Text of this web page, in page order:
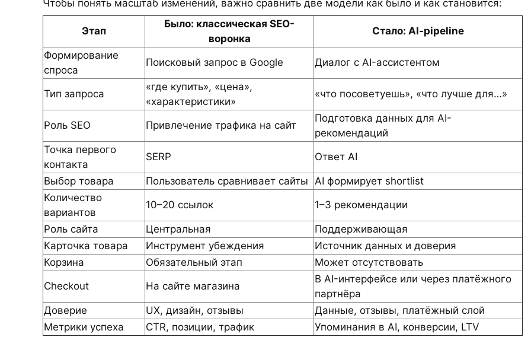
Чтобы понять масштаб изменений, важно сравнить две модели как было и как становится:
Этап
Было: классическая SEO-
воронка
Стало: AI-pipeline
Формирование
спроса
Поисковый запрос в Google Диалог с AI-ассистентом
Тип запроса
«где купить», «цена»,
«характеристики»
«что посоветуешь», «что лучше для…»
Роль SEO Привлечение трафика на сайт
Подготовка данных для AI-
рекомендаций
Точка первого
контакта
SERP Ответ AI
Выбор товара Пользователь сравнивает сайты
AI формирует shortlist
Количество
вариантов
10–20 ссылок 1–3 рекомендации
Роль сайта Центральная
Поддерживающая
Карточка товара
Инструмент убеждения
Источник данных и доверия
Корзина
Обязательный этап
Может отсутствовать
Checkout
На сайте магазина
В AI-интерфейсе или через платёжного
партнёра
Доверие
UX, дизайн, отзывы
Данные, отзывы, платёжный слой
Метрики успеха
CTR, позиции, трафик Упоминания в AI, конверсии, LTV